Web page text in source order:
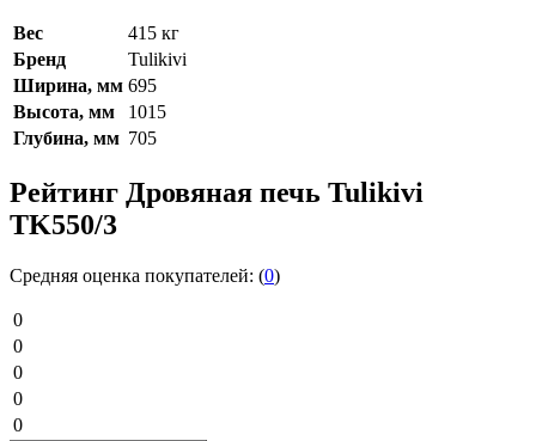
Вес
415 кг
Бренд
Tulikivi
Ширина, мм 695
Высота, мм
1015
Глубина, мм 705
Рейтинг Дровяная печь Tulikivi
TK550/3
Средняя оценка покупателей: (0)
0
0
0
0
0